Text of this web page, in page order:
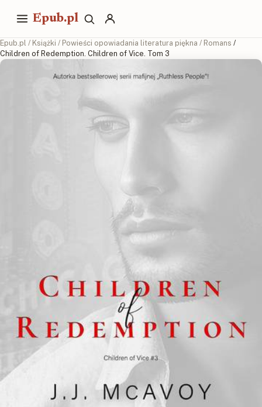
Epub.pl
Epub.pl / Książki / Powieści opowiadania literatura piękna / Romans /
Children of Redemption. Children of Vice. Tom 3